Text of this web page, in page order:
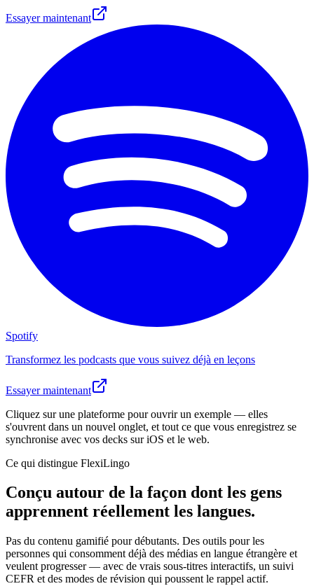
Essayer maintenant
Spotify
Transformez les podcasts que vous suivez déjà en leçons
Essayer maintenant
Cliquez sur une plateforme pour ouvrir un exemple — elles
s'ouvrent dans un nouvel onglet, et tout ce que vous enregistrez se
synchronise avec vos decks sur iOS et le web.
Ce qui distingue FlexiLingo
Conçu autour de la façon dont les gens
apprennent réellement les langues.
Pas du contenu gamifié pour débutants. Des outils pour les
personnes qui consomment déjà des médias en langue étrangère et
veulent progresser — avec de vrais sous-titres interactifs, un suivi
CEFR et des modes de révision qui poussent le rappel actif.